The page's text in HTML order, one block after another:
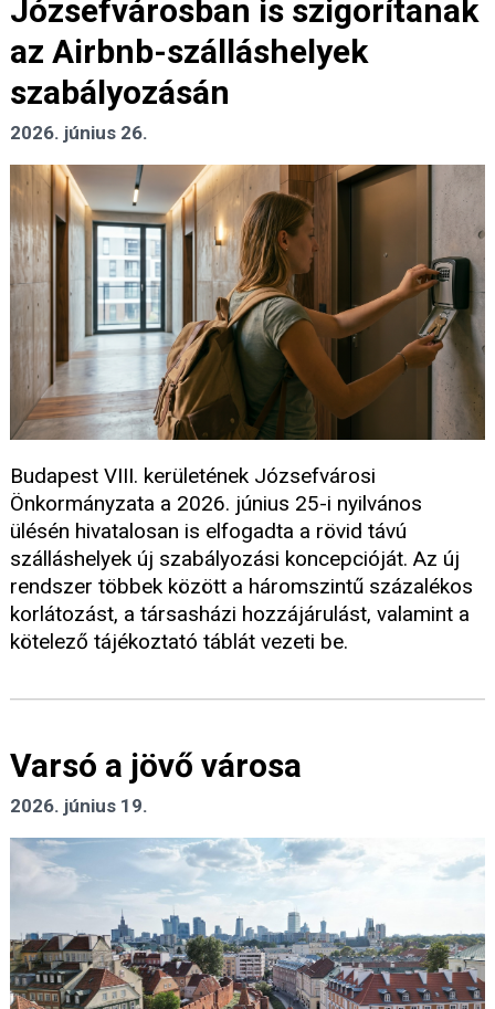
Józsefvárosban is szigorítanak
az Airbnb-szálláshelyek
szabályozásán
2026. június 26.
Budapest VIII. kerületének Józsefvárosi
Önkormányzata a 2026. június 25-i nyilvános
ülésén hivatalosan is elfogadta a rövid távú
szálláshelyek új szabályozási koncepcióját. Az új
rendszer többek között a háromszintű százalékos
korlátozást, a társasházi hozzájárulást, valamint a
kötelező tájékoztató táblát vezeti be.
Varsó a jövő városa
2026. június 19.